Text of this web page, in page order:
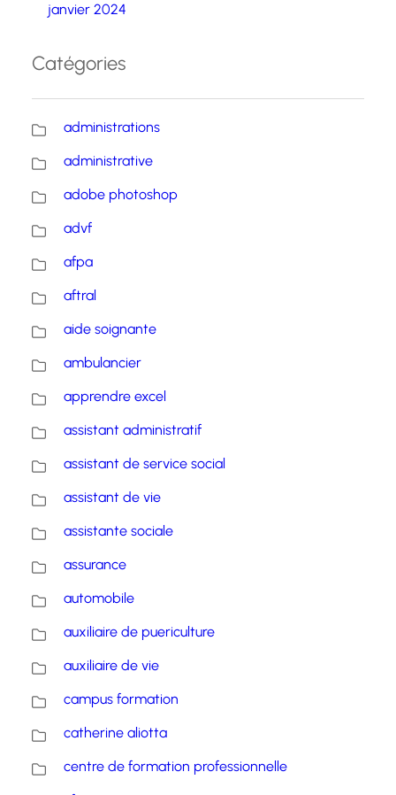
janvier 2024
Catégories
administrations
administrative
adobe photoshop
advf
afpa
aftral
aide soignante
ambulancier
apprendre excel
assistant administratif
assistant de service social
assistant de vie
assistante sociale
assurance
automobile
auxiliaire de puericulture
auxiliaire de vie
campus formation
catherine aliotta
centre de formation professionnelle